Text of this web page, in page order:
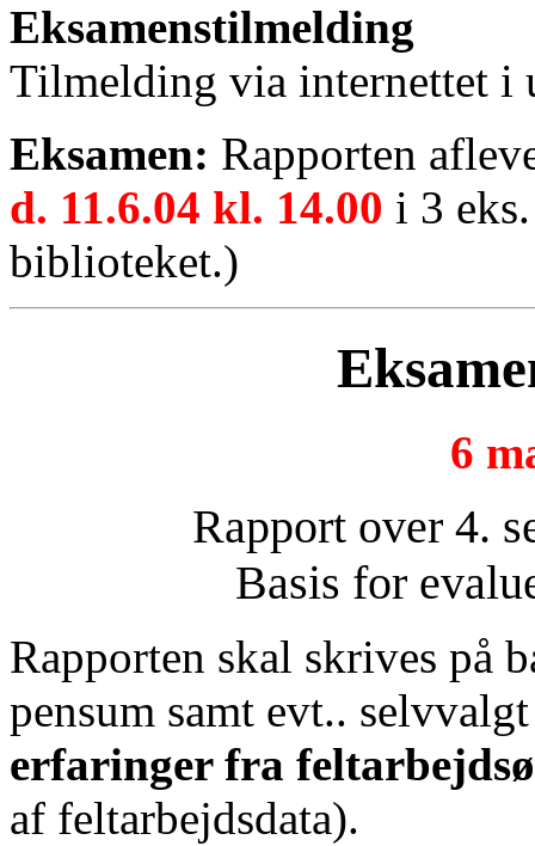
Eksamenstilmelding
Tilmelding via internettet i
Eksamen: Rapporten
d. 11.6.04 kl. 14.00 i 3
biblioteket.)
6
Rapport over 4.
Basis for
Rapporten skal skrives på
pensum samt evt..
erfaringer fra
af feltarbejdsdata).